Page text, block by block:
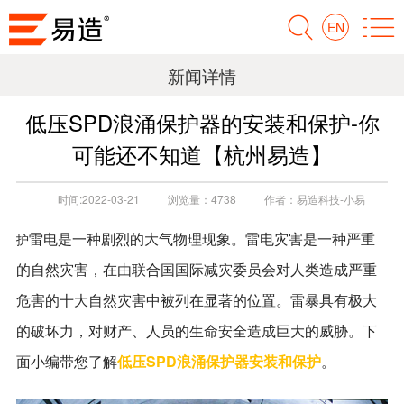
EN
新闻详情
低压SPD浪涌保护器的安装和保护-你
可能还不知道【杭州易造】
时间:2022-03-21 浏览量： 4738 作者： 易造科技-小易
护雷电是一种剧烈的大气物理现象。雷电灾害是一种严重
的自然灾害，在由联合国国际减灾委员会对人类造成严重
危害的十大自然灾害中被列在显著的位置。雷暴具有极大
的破坏力，对财产、人员的生命安全造成巨大的威胁。下
面小编带您了解低压SPD浪涌保护器安装和保护。